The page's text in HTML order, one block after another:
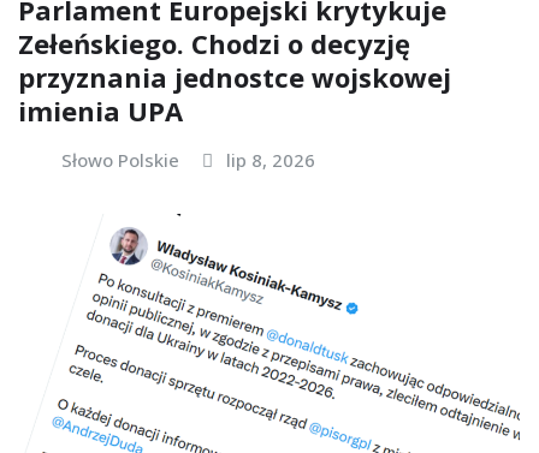
Parlament Europejski krytykuje
Zełeńskiego. Chodzi o decyzję
przyznania jednostce wojskowej
imienia UPA
Słowo Polskie lip 8, 2026